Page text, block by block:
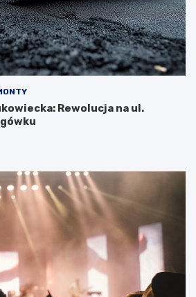
Rewolucja na ul.